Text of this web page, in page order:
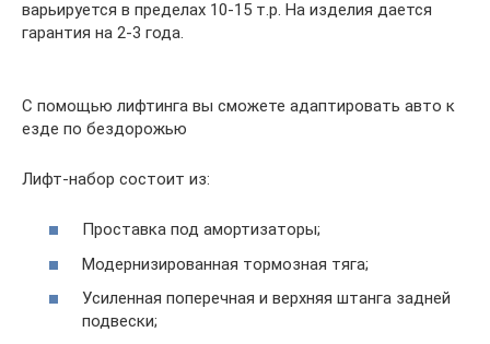
варьируется в пределах 10-15 т.р. На изделия дается
гарантия на 2-3 года.
С помощью лифтинга вы сможете адаптировать авто к
езде по бездорожью
Лифт-набор состоит из:
Проставка под амортизаторы;
Модернизированная тормозная тяга;
Усиленная поперечная и верхняя штанга задней
подвески;